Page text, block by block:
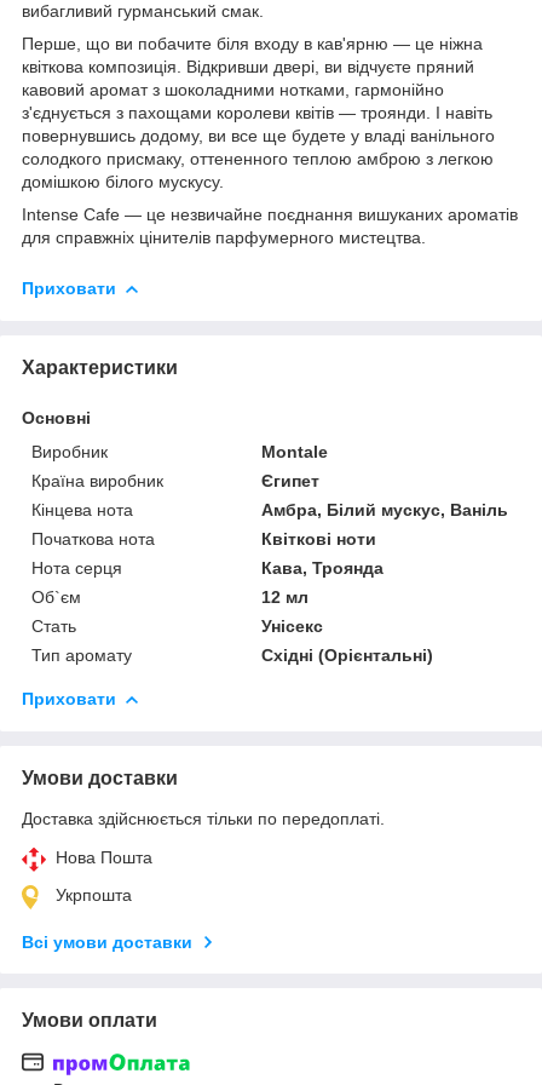
вибагливий гурманський смак.
Перше, що ви побачите біля входу в кав'ярню — це ніжна
квіткова композиція. Відкривши двері, ви відчуєте пряний
кавовий аромат з шоколадними нотками, гармонійно
з'єднується з пахощами королеви квітів — троянди. І навіть
повернувшись додому, ви все ще будете у владі ванільного
солодкого присмаку, оттененного теплою амброю з легкою
домішкою білого мускусу.
Intense Cafe — це незвичайне поєднання вишуканих ароматів
для справжніх цінителів парфумерного мистецтва.
Приховати
Характеристики
Основні
Виробник
Montale
Країна виробник
Єгипет
Кінцева нота
Амбра, Білий мускус, Ваніль
Початкова нота
Квіткові ноти
Нота серця
Кава, Троянда
Об`єм
12 мл
Стать
Унісекс
Тип аромату
Східні (Орієнтальні)
Приховати
Умови доставки
Доставка здійснюється тільки по передоплаті.
Нова Пошта
Укрпошта
Всі умови доставки
Умови оплати